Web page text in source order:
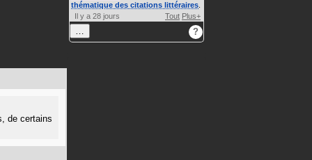
de certains
thématique des citations littéraires
Il y a 28 jours
Tout Plus+
… ?